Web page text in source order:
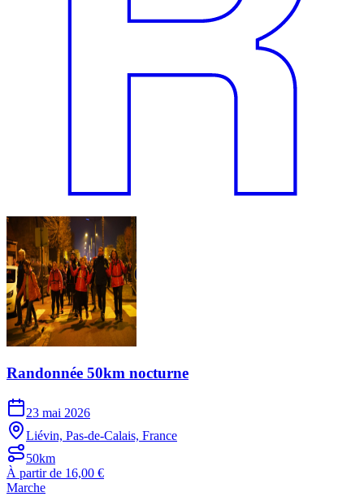
Randonnée 50km nocturne
23 mai 2026
Liévin, Pas-de-Calais, France
50km
À partir de 16,00 €
Marche